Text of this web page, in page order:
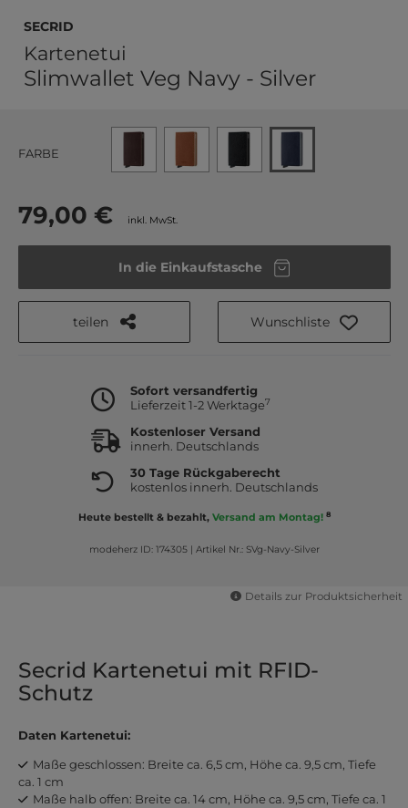
Secrid
Kartenetui
Slimwallet Veg Navy - Silver
FARBE
79,00 € inkl. MwSt.
In die Einkaufstasche
teilen Wunschliste
Sofort versandfertig
Lieferzeit 1-2 Werktage7
Kostenloser Versand
innerh. Deutschlands
30 Tage Rückgaberecht
kostenlos innerh. Deutschlands
Heute bestellt & bezahlt, Versand am Montag! 8
modeherz ID: 174305| Artikel Nr.: SVg-Navy-Silver
Details zur Produktsicherheit
Secrid Kartenetui mit RFID-
Schutz
Daten Kartenetui:
Maße geschlossen: Breite ca. 6,5 cm, Höhe ca. 9,5 cm, Tiefe
ca. 1 cm
Maße halb offen: Breite ca. 14 cm, Höhe ca. 9,5 cm, Tiefe ca. 1